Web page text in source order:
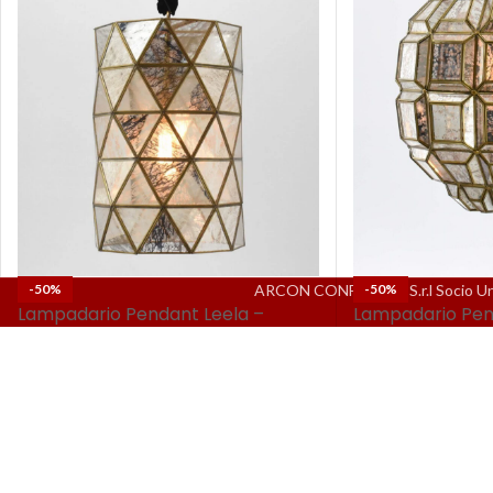
-50%
Lampadario Pendant Leela –
-50%
Lampadario
ARCON CONFALONE S.r.l Socio